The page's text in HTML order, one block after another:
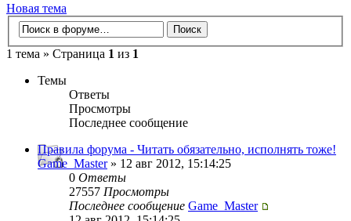
Новая тема
1 тема » Страница 1 из 1
Темы
Ответы
Просмотры
Последнее сообщение
Правила форума - Читать обязательно, исполнять тоже!
Game_Master» 12 авг 2012, 15:14:25
0 Ответы
27557 Просмотры
Последнее сообщение Game_Master